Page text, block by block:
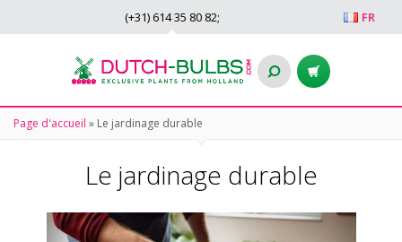
FR
(+31) 614 35 80 82;
Page d'accueil » Le jardinage durable
Le jardinage durable